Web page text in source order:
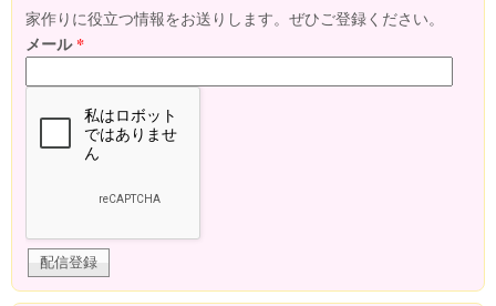
家作りに役立つ情報をお送りします。ぜひご登録ください。
メール*